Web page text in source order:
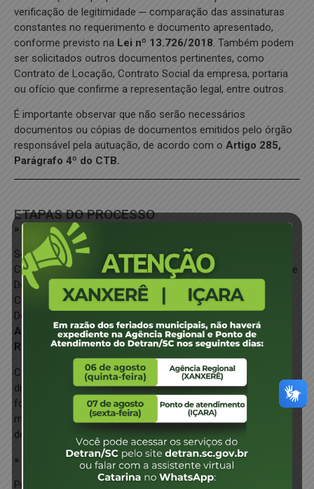
verificação de legitimidade ─ comparação das assinaturas
constantes no requerimento e documento apresentado,
conforme previsto na Lei nº 13.726/2018. Também podem
ser solicitados outros documentos pertinentes, como
Contrato de Locação, Contrato Social da empresa, portaria
ou ofício que confirme a representação legal, entre outros.
É importante observar que não serão necessários
documentos ou cópias de documentos emitidos pelo órgão
responsável pela autuação, de acordo com o Artigo 285,
Parágrafo 4º do CTB.
ETAPAS DO PROCESSO
» Pelo DETRAN DIGITAL:
Se o órgão autuador estiver localizado no Estado de Santa
Catarina (Municípios, Secretaria de Estado de Infraestrutura e
Detran/ SC), o condutor pode cadastrar a Indicação de
Condutor Infrator diretamente através do Portal Digital do
Detran/SC.
Acessar o DETRAN DIGITAL e clicar em “SERVIÇOS
REFERENTES À INFRAÇÕES DE TRÂNSITO”
Caso contrário, o condutor tem a opção de recorrer
diretamente ao órgão autuador através do envio de
formulário de indicação de condutor, presencialmente, ou por
meio de correios, ou na Agência DETRAN, ou em um Ponto
de Atendimento DETRAN.
» Pelo CORREIOS
Preencha o requerimento